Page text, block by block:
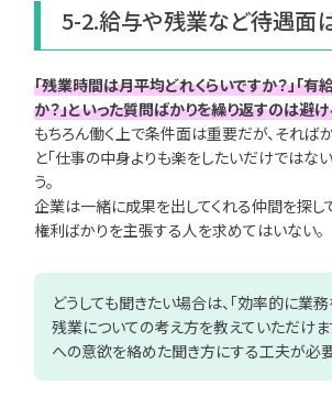
5-2.給与や残業など待遇面
「残業時間は月平均どれくらいですか？」「
か？」といった質問ばかりを繰り返すのは避
もちろん働く上で条件面は重要だが、それば
と「仕事の中身よりも楽をしたいだけではな
う。
企業は一緒に成果を出してくれる仲間を探し
権利ばかりを主張する人を求めてはいない。
どうしても聞きたい場合は、「効率的に業
残業についての考え方を教えていただけま
への意欲を絡めた聞き方にする工夫が必